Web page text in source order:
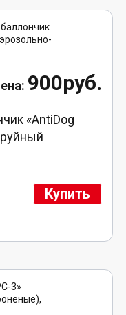
900руб.
«AntiDog
Купить